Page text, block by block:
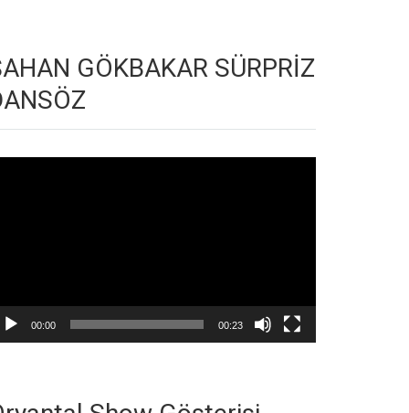
GÖKBAKAR SÜRPRİZ
00:00 00:23